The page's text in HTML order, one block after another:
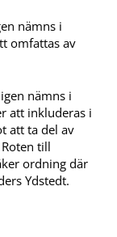
nämns i
omfattas av
nämns i
att inkluderas i
att ta del av
till
ordning där
Ydstedt.